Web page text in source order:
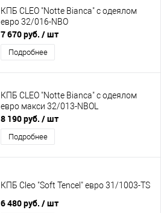
КПБ CLEO "Notte Bianca" с одеялом
евро 32/016-NBO
7 670 руб. / шт
Подробнее
КПБ CLEO "Notte Bianca" с одеялом
евро макси 32/013-NBOL
8 190 руб. / шт
Подробнее
КПБ Cleo "Soft Tencel" евро 31/1003-TS
6 480 руб. / шт